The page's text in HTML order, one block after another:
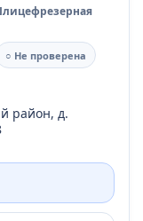
○ Не проверена
район, д.